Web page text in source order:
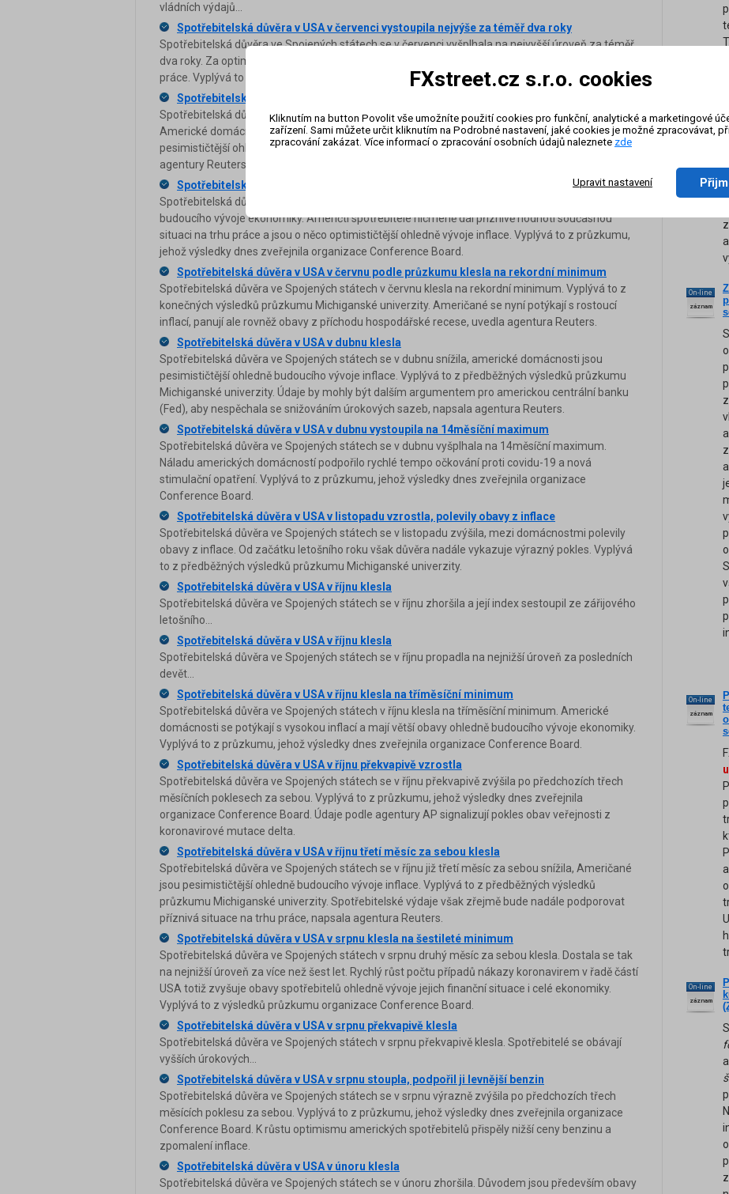
vládních výdajů...
Spotřebitelská důvěra v USA v červenci vystoupila nejvýše za téměř dva roky
Spotřebitelská důvěra ve Spojených státech se v červenci vyšplhala na nejvyšší úroveň za téměř
dva roky. Za optimismem Američanů stojí klesající inflace a přetrvávající dobré podmínky na trhu
práce. Vyplývá to z předběžných výsledků průzkumu Michiganské univerzity.
Spotřebitelská důvěra v USA v červnu klesla
Spotřebitelská důvěra ve Spojených státech v červnu klesla na nejnižší úroveň za téměř dva roky.
Americké domácnosti jsou v době obav z důsledků obchodního konfliktu mezi USA a Čínou
pesimističtější ohledně podnikatelských podmínek i situace na trhu práce. Vyplývá to podle
agentury Reuters z průzkumu, jehož výsledky dnes zveřejnila organizace Conference Board.
Spotřebitelská důvěra v USA v červnu mírně klesla
Spotřebitelská důvěra ve Spojených státech se v červnu mírně snížila kvůli obavám ohledně
budoucího vývoje ekonomiky. Američtí spotřebitelé nicméně dál příznivě hodnotí současnou
situaci na trhu práce a jsou o něco optimističtější ohledně vývoje inflace. Vyplývá to z průzkumu,
jehož výsledky dnes zveřejnila organizace Conference Board.
Spotřebitelská důvěra v USA v červnu podle průzkumu klesla na rekordní minimum
Spotřebitelská důvěra ve Spojených státech v červnu klesla na rekordní minimum. Vyplývá to z
konečných výsledků průzkumu Michiganské univerzity. Američané se nyní potýkají s rostoucí
inflací, panují ale rovněž obavy z příchodu hospodářské recese, uvedla agentura Reuters.
Spotřebitelská důvěra v USA v dubnu klesla
Spotřebitelská důvěra ve Spojených státech se v dubnu snížila, americké domácnosti jsou
pesimističtější ohledně budoucího vývoje inflace. Vyplývá to z předběžných výsledků průzkumu
Michiganské univerzity. Údaje by mohly být dalším argumentem pro americkou centrální banku
(Fed), aby nespěchala se snižováním úrokových sazeb, napsala agentura Reuters.
Spotřebitelská důvěra v USA v dubnu vystoupila na 14měsíční maximum
Spotřebitelská důvěra ve Spojených státech se v dubnu vyšplhala na 14měsíční maximum.
Náladu amerických domácností podpořilo rychlé tempo očkování proti covidu-19 a nová
stimulační opatření. Vyplývá to z průzkumu, jehož výsledky dnes zveřejnila organizace
Conference Board.
Spotřebitelská důvěra v USA v listopadu vzrostla, polevily obavy z inflace
Spotřebitelská důvěra ve Spojených státech se v listopadu zvýšila, mezi domácnostmi polevily
obavy z inflace. Od začátku letošního roku však důvěra nadále vykazuje výrazný pokles. Vyplývá
to z předběžných výsledků průzkumu Michiganské univerzity.
Spotřebitelská důvěra v USA v říjnu klesla
Spotřebitelská důvěra ve Spojených státech se v říjnu zhoršila a její index sestoupil ze zářijového
letošního...
Spotřebitelská důvěra v USA v říjnu klesla
Spotřebitelská důvěra ve Spojených státech se v říjnu propadla na nejnižší úroveň za posledních
devět...
Spotřebitelská důvěra v USA v říjnu klesla na tříměsíční minimum
Spotřebitelská důvěra ve Spojených státech v říjnu klesla na tříměsíční minimum. Americké
domácnosti se potýkají s vysokou inflací a mají větší obavy ohledně budoucího vývoje ekonomiky.
Vyplývá to z průzkumu, jehož výsledky dnes zveřejnila organizace Conference Board.
Spotřebitelská důvěra v USA v říjnu překvapivě vzrostla
Spotřebitelská důvěra ve Spojených státech se v říjnu překvapivě zvýšila po předchozích třech
měsíčních poklesech za sebou. Vyplývá to z průzkumu, jehož výsledky dnes zveřejnila
organizace Conference Board. Údaje podle agentury AP signalizují pokles obav veřejnosti z
koronavirové mutace delta.
Spotřebitelská důvěra v USA v říjnu třetí měsíc za sebou klesla
Spotřebitelská důvěra ve Spojených státech se v říjnu již třetí měsíc za sebou snížila, Američané
jsou pesimističtější ohledně budoucího vývoje inflace. Vyplývá to z předběžných výsledků
průzkumu Michiganské univerzity. Spotřebitelské výdaje však zřejmě bude nadále podporovat
příznivá situace na trhu práce, napsala agentura Reuters.
Spotřebitelská důvěra v USA v srpnu klesla na šestileté minimum
Spotřebitelská důvěra ve Spojených státech v srpnu druhý měsíc za sebou klesla. Dostala se tak
na nejnižší úroveň za více než šest let. Rychlý růst počtu případů nákazy koronavirem v řadě částí
USA totiž zvyšuje obavy spotřebitelů ohledně vývoje jejich finanční situace i celé ekonomiky.
Vyplývá to z výsledků průzkumu organizace Conference Board.
Spotřebitelská důvěra v USA v srpnu překvapivě klesla
Spotřebitelská důvěra ve Spojených státech v srpnu překvapivě klesla. Spotřebitelé se obávají
vyšších úrokových...
Spotřebitelská důvěra v USA v srpnu stoupla, podpořil ji levnější benzin
Spotřebitelská důvěra ve Spojených státech se v srpnu výrazně zvýšila po předchozích třech
měsících poklesu za sebou. Vyplývá to z průzkumu, jehož výsledky dnes zveřejnila organizace
Conference Board. K růstu optimismu amerických spotřebitelů přispěly nižší ceny benzinu a
zpomalení inflace.
Spotřebitelská důvěra v USA v únoru klesla
Spotřebitelská důvěra ve Spojených státech se v únoru zhoršila. Důvodem jsou především obavy
On-line
záznam
On-line
záznam
On-line
záznam
FXstreet.cz s.r.o. cookies
Kliknutím na button Povolit vše umožníte použití cookies pro funkční, analytické a marketingové
zařízení. Sami můžete určit kliknutím na Podrobné nastavení, jaké cookies je možné zpracovávat,
zpracování zakázat. Více informací o zpracování osobních údajů naleznete zde
Upravit nastavení